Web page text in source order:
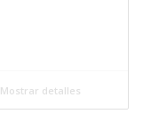
Mostrar detalles